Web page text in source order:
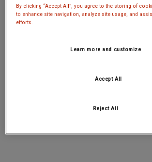
By clicking “Accept All”, you agree to the storing of
to enhance site navigation, analyze site usage, and
efforts.
Learn more and customize
Reject All
Accept All